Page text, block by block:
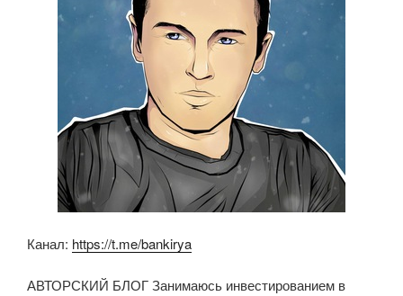
Канал: https://t.me/bankirya
АВТОРСКИЙ БЛОГ Занимаюсь инвестированием в